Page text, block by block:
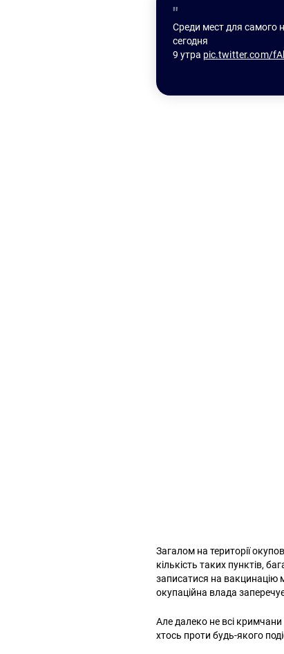
Среди мест для самого
сегодня
9 утра pic.twitter.com/
Загалом на території
кількість таких пунктів,
записатися на
окупаційна влада
Але далеко не всі кримчани
хтось проти будь-якого